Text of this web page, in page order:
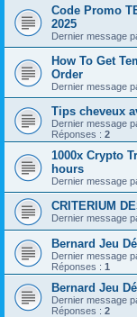
Code Promo
2025
Dernier message
How To Get
Order
Dernier message
Tips cheveux
Dernier message
Réponses : 2
1000x Crypto
hours
Dernier message
CRITERIUM
Dernier message
Bernard Jeu
Dernier message
Réponses : 1
Bernard Jeu
Dernier message
Réponses : 2